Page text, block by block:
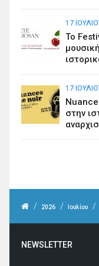
17
Το
17
στην
/ 2026 / Ιουλίου /
NEWSLETTER